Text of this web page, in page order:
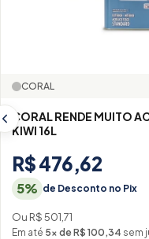
CORAL
CORAL RENDE MUITO
KIWI 16L
R$ 476,62
5% de Desconto no Pix
Ou R$ 501,71
Em até 5× de R$ 100,34 sem